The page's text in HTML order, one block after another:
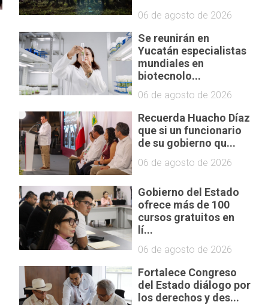
06 de agosto de 2026
Se reunirán en
Yucatán especialistas
mundiales en
biotecnolo...
06 de agosto de 2026
Recuerda Huacho Díaz
que si un funcionario
de su gobierno qu...
06 de agosto de 2026
Gobierno del Estado
ofrece más de 100
cursos gratuitos en
lí...
06 de agosto de 2026
Fortalece Congreso
del Estado diálogo por
los derechos y des...